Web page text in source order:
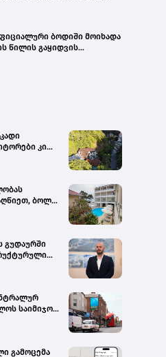
ბოდიში მოიხადა
წილის გაყიდვის
კი
ბოლო
Club
გუდაურში
საიმიჯო
გამოცემა